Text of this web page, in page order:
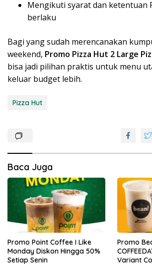
Mengikuti syarat dan ketentuan
berlaku
Bagi yang sudah merencanakan
weekend, Promo Pizza Hut 2 Large
bisa jadi pilihan praktis untuk menu
keluar budget lebih.
Pizza Hut
Baca Juga
Promo Point Coffee I Like
Monday Diskon Hingga 50%
Setiap Senin
Promo
Variant